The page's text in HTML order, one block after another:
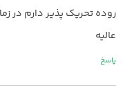
روده تحریک پذیر دارم در
عالیه
پاسخ